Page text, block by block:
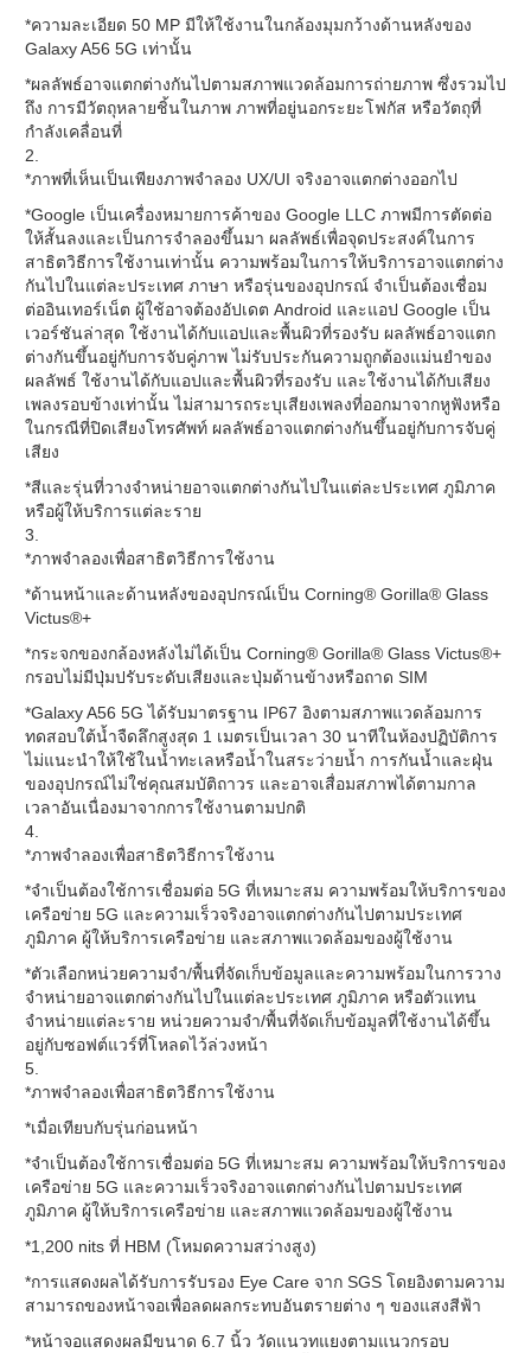
*ความละเอียด 50 MP มีให้ใช้งานในกล้องมุมกว้างด้านหลังของ
Galaxy A56 5G เท่านั้น
*ผลลัพธ์อาจแตกต่างกันไปตามสภาพแวดล้อมการถ่ายภาพ ซึ่งรวมไป
ถึง การมีวัตถุหลายชิ้นในภาพ ภาพที่อยู่นอกระยะโฟกัส หรือวัตถุที่
กำลังเคลื่อนที่
2.
*ภาพที่เห็นเป็นเพียงภาพจำลอง UX/UI จริงอาจแตกต่างออกไป
*Google เป็นเครื่องหมายการค้าของ Google LLC ภาพมีการตัดต่อ
ให้สั้นลงและเป็นการจำลองขึ้นมา ผลลัพธ์เพื่อจุดประสงค์ในการ
สาธิตวิธีการใช้งานเท่านั้น ความพร้อมในการให้บริการอาจแตกต่าง
กันไปในแต่ละประเทศ ภาษา หรือรุ่นของอุปกรณ์ จำเป็นต้องเชื่อม
ต่ออินเทอร์เน็ต ผู้ใช้อาจต้องอัปเดต Android และแอป Google เป็น
เวอร์ชันล่าสุด ใช้งานได้กับแอปและพื้นผิวที่รองรับ ผลลัพธ์อาจแตก
ต่างกันขึ้นอยู่กับการจับคู่ภาพ ไม่รับประกันความถูกต้องแม่นยำของ
ผลลัพธ์ ใช้งานได้กับแอปและพื้นผิวที่รองรับ และใช้งานได้กับเสียง
เพลงรอบข้างเท่านั้น ไม่สามารถระบุเสียงเพลงที่ออกมาจากหูฟังหรือ
ในกรณีที่ปิดเสียงโทรศัพท์ ผลลัพธ์อาจแตกต่างกันขึ้นอยู่กับการจับคู่
เสียง
*สีและรุ่นที่วางจำหน่ายอาจแตกต่างกันไปในแต่ละประเทศ ภูมิภาค
หรือผู้ให้บริการแต่ละราย
3.
*ภาพจำลองเพื่อสาธิตวิธีการใช้งาน
*ด้านหน้าและด้านหลังของอุปกรณ์เป็น Corning® Gorilla® Glass
Victus®+
*กระจกของกล้องหลังไม่ได้เป็น Corning® Gorilla® Glass Victus®+
กรอบไม่มีปุ่มปรับระดับเสียงและปุ่มด้านข้างหรือถาด SIM
*Galaxy A56 5G ได้รับมาตรฐาน IP67 อิงตามสภาพแวดล้อมการ
ทดสอบใต้น้ำจืดลึกสูงสุด 1 เมตรเป็นเวลา 30 นาทีในห้องปฏิบัติการ
ไม่แนะนำให้ใช้ในน้ำทะเลหรือน้ำในสระว่ายน้ำ การกันน้ำและฝุ่น
ของอุปกรณ์ไม่ใช่คุณสมบัติถาวร และอาจเสื่อมสภาพได้ตามกาล
เวลาอันเนื่องมาจากการใช้งานตามปกติ
4.
*ภาพจำลองเพื่อสาธิตวิธีการใช้งาน
*จำเป็นต้องใช้การเชื่อมต่อ 5G ที่เหมาะสม ความพร้อมให้บริการของ
เครือข่าย 5G และความเร็วจริงอาจแตกต่างกันไปตามประเทศ
ภูมิภาค ผู้ให้บริการเครือข่าย และสภาพแวดล้อมของผู้ใช้งาน
*ตัวเลือกหน่วยความจำ/พื้นที่จัดเก็บข้อมูลและความพร้อมในการวาง
จำหน่ายอาจแตกต่างกันไปในแต่ละประเทศ ภูมิภาค หรือตัวแทน
จำหน่ายแต่ละราย หน่วยความจำ/พื้นที่จัดเก็บข้อมูลที่ใช้งานได้ขึ้น
อยู่กับซอฟต์แวร์ที่โหลดไว้ล่วงหน้า
5.
*ภาพจำลองเพื่อสาธิตวิธีการใช้งาน
*เมื่อเทียบกับรุ่นก่อนหน้า
*จำเป็นต้องใช้การเชื่อมต่อ 5G ที่เหมาะสม ความพร้อมให้บริการของ
เครือข่าย 5G และความเร็วจริงอาจแตกต่างกันไปตามประเทศ
ภูมิภาค ผู้ให้บริการเครือข่าย และสภาพแวดล้อมของผู้ใช้งาน
*1,200 nits ที่ HBM (โหมดความสว่างสูง)
*การแสดงผลได้รับการรับรอง Eye Care จาก SGS โดยอิงตามความ
สามารถของหน้าจอเพื่อลดผลกระทบอันตรายต่าง ๆ ของแสงสีฟ้า
*หน้าจอแสดงผลมีขนาด 6.7 นิ้ว วัดแนวทแยงตามแนวกรอบ